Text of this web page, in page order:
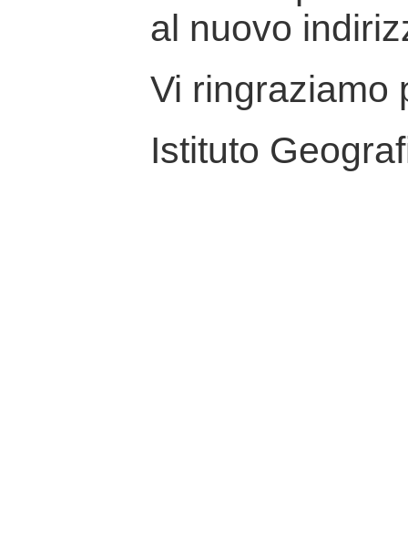
al nuovo
Vi ringraziamo
Istituto